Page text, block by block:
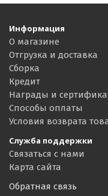
Информация
О магазине
Отгрузка и доставка
Сборка
Кредит
Награды и
Способы оплаты
Условия возврата
Служба поддержки
Связаться с нами
Карта сайта
Обратная связь